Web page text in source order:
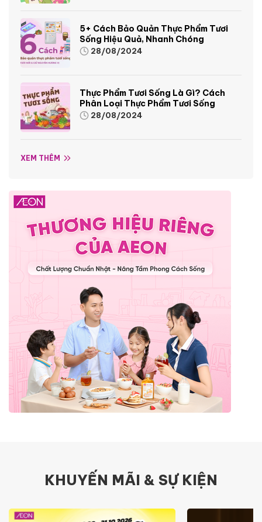
5+ Cách Bảo Quản Thực Phẩm Tươi
Sống Hiệu Quả, Nhanh Chóng
28/08/2024
Thực Phẩm Tươi Sống Là Gì? Cách
Phân Loại Thực Phẩm Tươi Sống
28/08/2024
XEM THÊM
KHUYẾN MÃI & SỰ KIỆN